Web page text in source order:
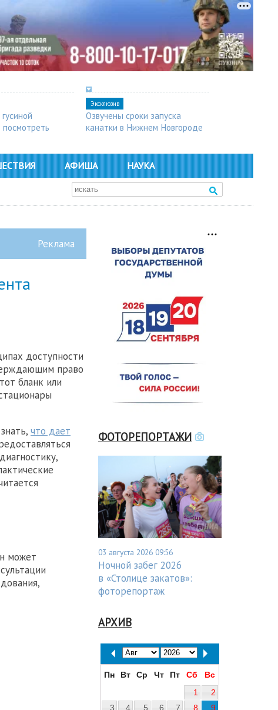
посмотреть
Эксклюзив
Озвучены сроки запуска
канатки в Нижнем Новгороде
АФИША НАУКА
доступности
право
бланк или
что дает
может
ФОТОРЕПОРТАЖИ
03 августа 2026 09:56
Ночной забег 2026
в «Столице закатов»:
фоторепортаж
АРХИВ
Пн Вт Ср Чт Пт Сб
Вс
1
2
3
4 5 6 7 8
9